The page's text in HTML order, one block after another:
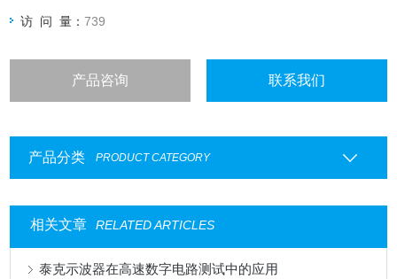
访 问 量：739
产品咨询 联系我们
产品分类 PRODUCT CATEGORY
相关文章 RELATED ARTICLES
泰克示波器在高速数字电路测试中的应用